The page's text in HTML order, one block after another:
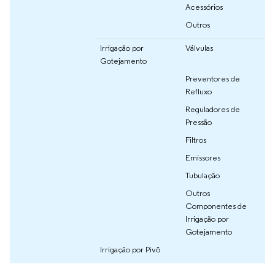
Acessórios
Outros
Irrigação por
Gotejamento
Válvulas
Preventores de
Refluxo
Reguladores de
Pressão
Filtros
Emissores
Tubulação
Outros
Componentes de
Irrigação por
Gotejamento
Irrigação por Pivô